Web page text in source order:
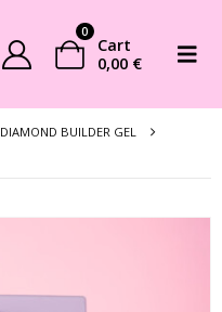
0
Cart
0,00 €
DIAMOND BUILDER GEL